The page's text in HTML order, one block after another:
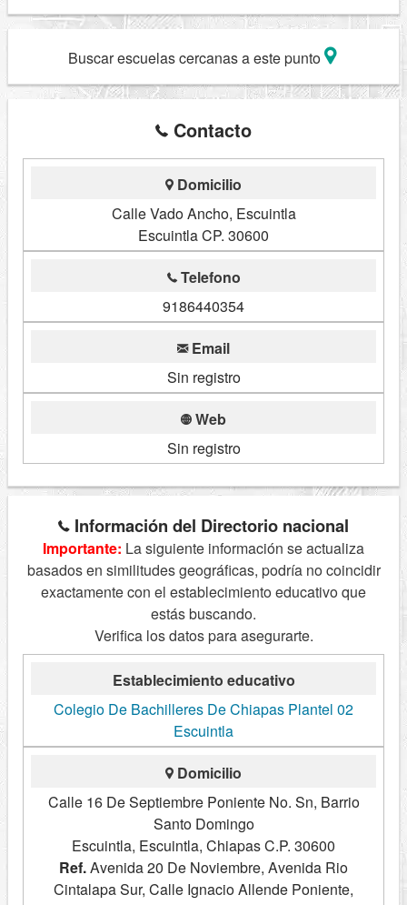
Buscar escuelas cercanas a este punto
Contacto
Domicilio
Calle Vado Ancho, Escuintla
Escuintla CP. 30600
Telefono
9186440354
Email
Sin registro
Web
Sin registro
Información del Directorio nacional
Importante: La siguiente información se actualiza
basados en similitudes geográficas, podría no coincidir
exactamente con el establecimiento educativo que
estás buscando.
Verifica los datos para asegurarte.
Establecimiento educativo
Colegio De Bachilleres De Chiapas Plantel 02
Escuintla
Domicilio
Calle 16 De Septiembre Poniente No. Sn, Barrio
Santo Domingo
Escuintla, Escuintla, Chiapas C.P. 30600
Ref.Avenida 20 De Noviembre, Avenida Rio
Cintalapa Sur, Calle Ignacio Allende Poniente,